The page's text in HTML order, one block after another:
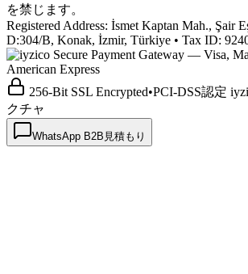
を禁じます。
Registered Address: İsmet Kaptan Mah., Şair
D:304/B, Konak, İzmir, Türkiye • Tax ID:
256-Bit SSL Encrypted•PCI-DSS認定
クチャ
WhatsApp B2B見積もり